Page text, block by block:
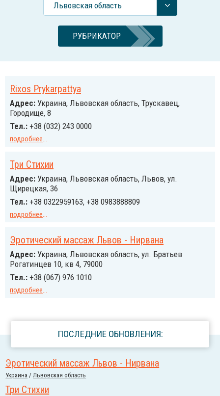
Львовская область
РУБРИКАТОР
Rixos Prykarpattya
Адрес: Украина, Львовская область, Трускавец,
Городище, 8
Тел.: +38 (032) 243 0000
подробнее...
Три Стихии
Адрес: Украина, Львовская область, Львов, ул.
Щирецкая, 36
Тел.: +38 0322959163, +38 0983888809
подробнее...
Эротический массаж Львов - Нирвана
Адрес: Украина, Львовская область, ул. Братьев
Рогатинцев 10, кв 4, 79000
Тел.: +38 (067) 976 1010
подробнее...
ПОСЛЕДНИЕ ОБНОВЛЕНИЯ:
Эротический массаж Львов - Нирвана
Украина /Львовская область
Три Стихии